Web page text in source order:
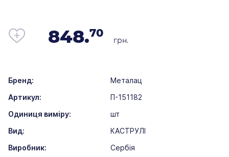
848.70
грн.
Бренд:
Металац
Артикул:
П-151182
Одиниця виміру:
шт
Вид:
КАСТРУЛІ
Виробник:
Сербія